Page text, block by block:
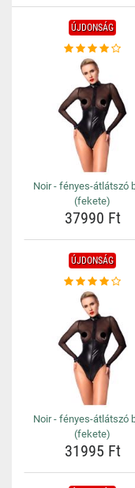
ÚJDONSÁG
Noir - fényes-átlátszó
(fekete)
37990 Ft
ÚJDONSÁG
Noir - fényes-átlátszó
(fekete)
31995 Ft